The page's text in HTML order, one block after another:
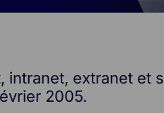
intranet, extranet et
2005.